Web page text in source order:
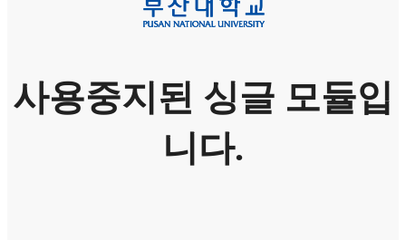
사용중지된 싱글 모듈입
니다.